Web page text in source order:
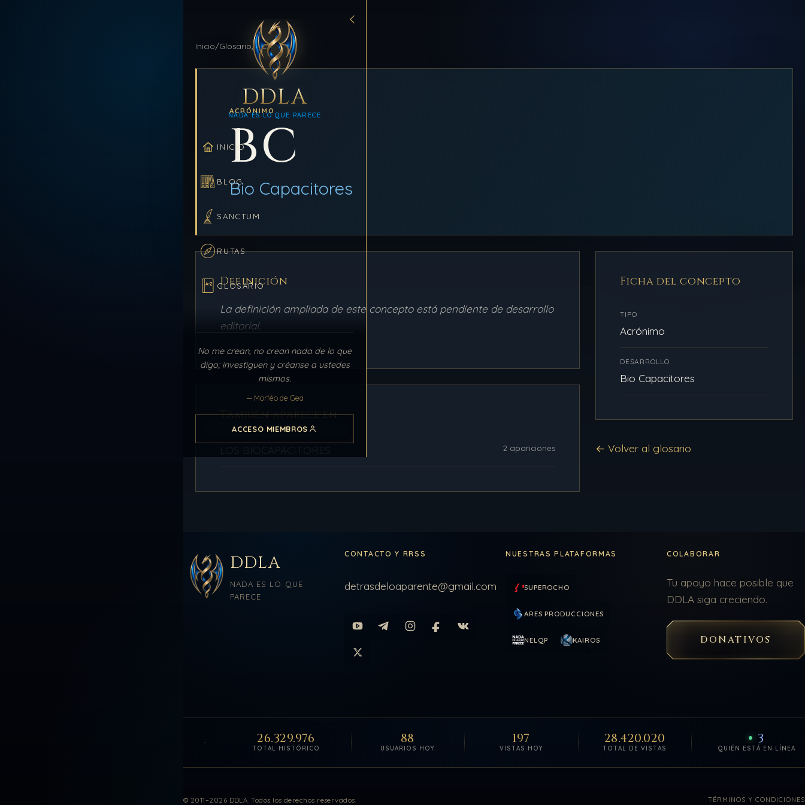
DDLA
NADA ES LO QUE PARECE
INICIO
BLOG
SANCTUM
RUTAS
GLOSARIO
No me crean, no crean nada de lo que
digo; investiguen y créanse a ustedes
mismos.
— Morféo de Gea
ACCESO MIEMBROS
Inicio/Glosario/BC
ACRÓNIMO
BC
Bio Capacitores
Definición
La definición ampliada de este concepto está pendiente de desarrollo
editorial.
También aparece en
2 apariciones
Ficha del concepto
TIPO
Acrónimo
DESARROLLO
Bio Capacitores
← Volver al glosario
DDLA
NADA ES LO QUE
PARECE
CONTACTO Y RRSS
detrasdeloaparente@gmail.com
NUESTRAS PLATAFORMAS
SUPEROCHO
ARES PRODUCCIONES
NELQP KAIROS
COLABORAR
Tu apoyo hace posible que
DDLA siga creciendo.
DONATIVOS
TOTAL HISTÓRICO
26.329.976
USUARIOS HOY
88
VISTAS HOY
197
TOTAL DE VISTAS
28.420.020
QUIÉN ESTÁ EN LÍNEA
3
© 2011–2026 DDLA. Todos los derechos reservados. TÉRMINOS Y CONDICIONES